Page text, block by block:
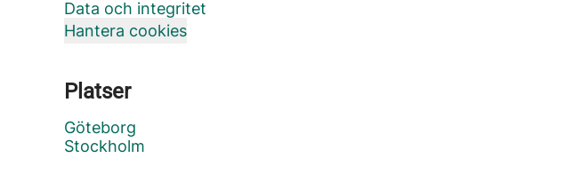
Data och integritet
Hantera cookies
Platser
Göteborg
Stockholm